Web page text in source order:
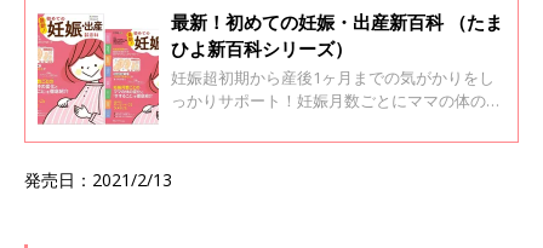
最新！初めての妊娠・出産新百科 （たま
ひよ新百科シリーズ）
妊娠超初期から産後1ヶ月までの気がかりをし
っかりサポート！妊娠月数ごとにママの体の変
ムカムカに悩まされたり、体重管理に苦労した
発売日：2021/2/13